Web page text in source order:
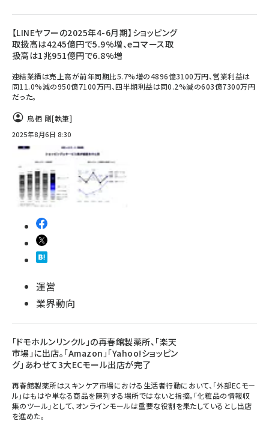
【LINEヤフーの2025年4-6月期】ショッピング
取扱高は4245億円で5.9%増、eコマース取
扱高は1兆951億円で6.8%増
連結業績は売上高が前年同期比5.7%増の4896億3100万円、営業利益は
同11.0%減の950億7100万円、四半期利益は同0.2%減の603億7300万円
だった。
鳥栖 剛[執筆]
2025年8月6日 8:30
運営
業界動向
「ドモホルンリンクル」の再春館製薬所、「楽天
市場」に出店。「Amazon」「Yahoo!ショッピン
グ」あわせて3大ECモール出店が完了
再春館製薬所はスキンケア市場における生活者行動において、「外部ECモー
ル」はもはや単なる商品を陳列する場所ではないと指摘。「化粧品の情報収
集のツール」として、オンラインモールは重要な役割を果たしているとし出店
を進めた。